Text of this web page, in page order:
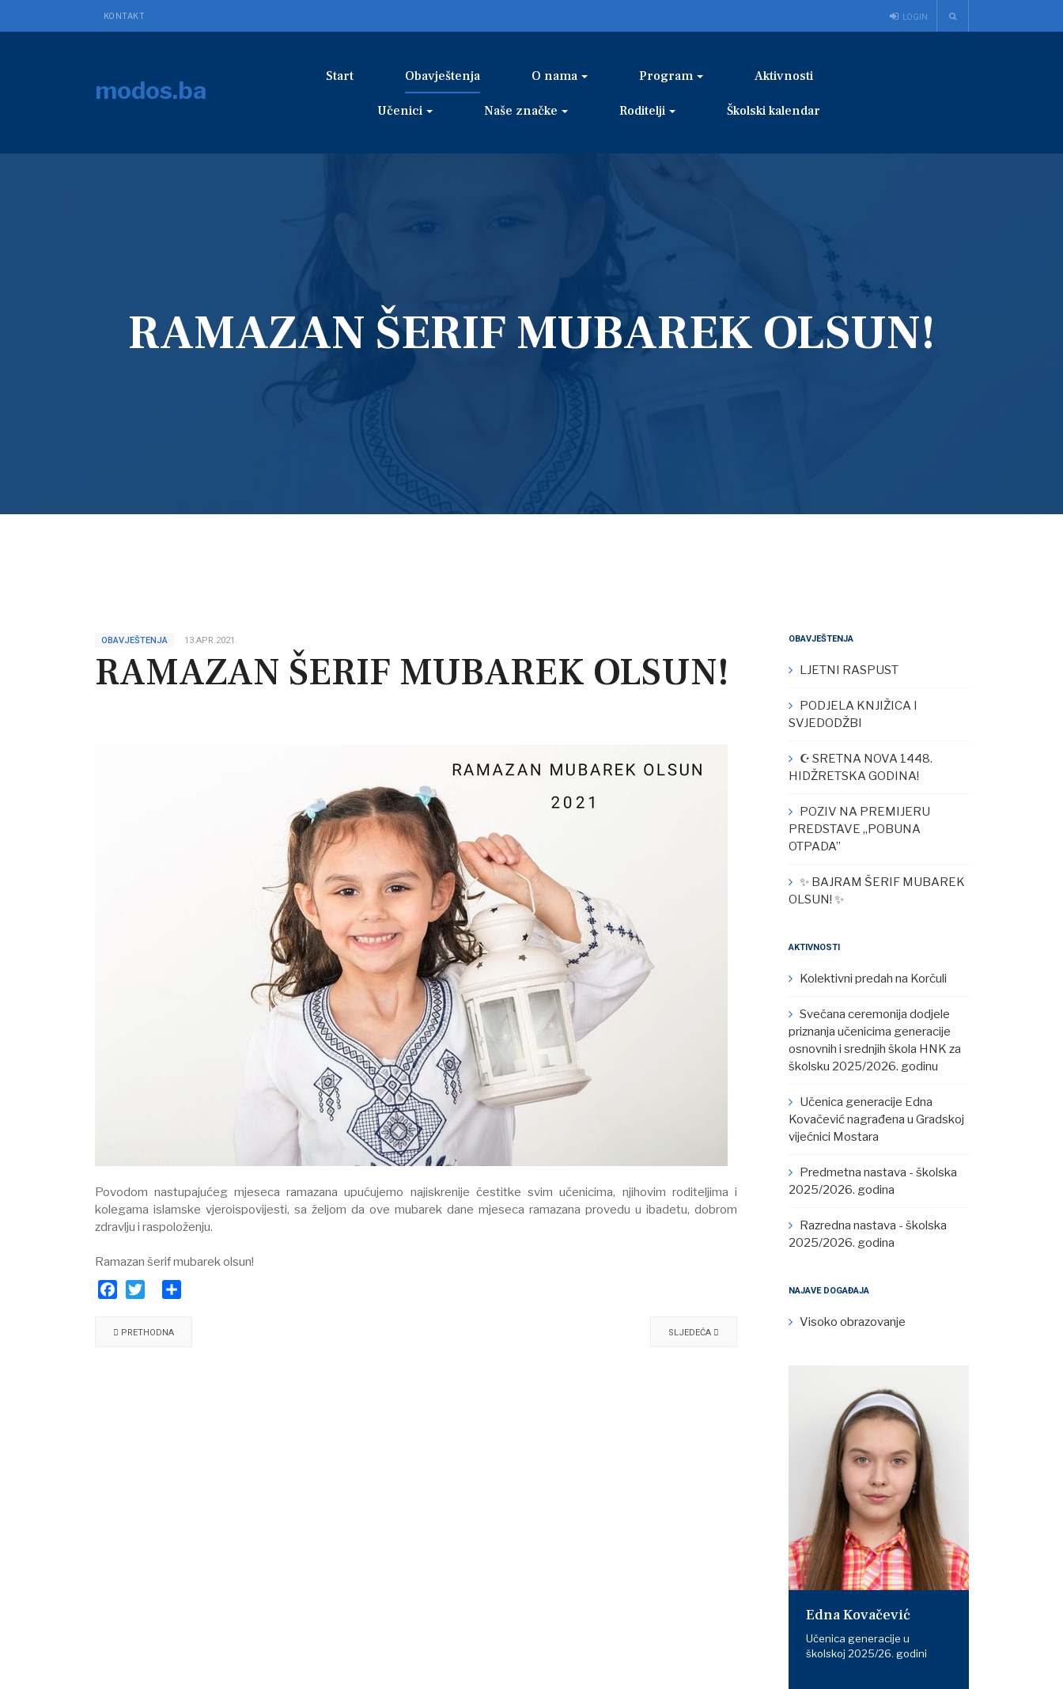
KONTAKT LOGIN
modos.ba Start Obavještenja O nama Program Aktivnosti
Učenici Naše značke Roditelji Školski kalendar
RAMAZAN ŠERIF MUBAREK OLSUN!
OBAVJEŠTENJA 13.APR.2021.
RAMAZAN ŠERIF MUBAREK OLSUN!
Povodom nastupajućeg mjeseca ramazana upućujemo najiskrenije čestitke svim učenicima, njihovim roditeljima i
kolegama islamske vjeroispovijesti, sa željom da ove mubarek dane mjeseca ramazana provedu u ibadetu, dobrom
zdravlju i raspoloženju.
Ramazan šerif mubarek olsun!
PRETHODNA SLJEDEĆA
OBAVJEŠTENJA
LJETNI RASPUST
PODJELA KNJIŽICA I
SVJEDODŽBI
☪︎ SRETNA NOVA 1448.
HIDŽRETSKA GODINA!
POZIV NA PREMIJERU
PREDSTAVE „POBUNA
OTPADA”
✨ BAJRAM ŠERIF MUBAREK
OLSUN! ✨
AKTIVNOSTI
Kolektivni predah na Korčuli
Svečana ceremonija dodjele
priznanja učenicima generacije
osnovnih i srednjih škola HNK za
školsku 2025/2026. godinu
Učenica generacije Edna
Kovačević nagrađena u Gradskoj
vijećnici Mostara
Predmetna nastava - školska
2025/2026. godina
Razredna nastava - školska
2025/2026. godina
NAJAVE DOGAĐAJA
Visoko obrazovanje
Edna Kovačević
Učenica generacije u
školskoj 2025/26. godini